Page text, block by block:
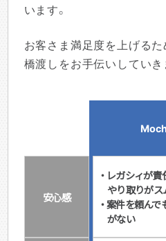
います。
お客さま満足度を上げる
橋渡しをお手伝いしていき
安心感
・レガシィが責
やり取りがス
・案件を頼ん
がない